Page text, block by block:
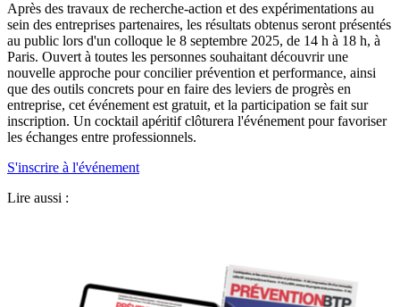
Après des travaux de recherche-action et des expérimentations au
sein des entreprises partenaires, les résultats obtenus seront présentés
au public lors d'un colloque le 8 septembre 2025, de 14 h à 18 h, à
Paris. Ouvert à toutes les personnes souhaitant découvrir une
nouvelle approche pour concilier prévention et performance, ainsi
que des outils concrets pour en faire des leviers de progrès en
entreprise, cet événement est gratuit, et la participation se fait sur
inscription. Un cocktail apéritif clôturera l'événement pour favoriser
les échanges entre professionnels.
S'inscrire à l'événement
Lire aussi :